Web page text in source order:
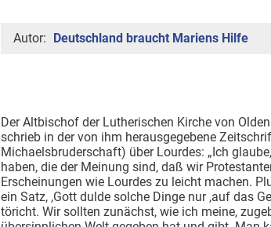
Autor: Deutschland braucht Mariens Hilfe
Der Altbischof der Lutherischen Kirche von
schrieb in der von ihm herausgegebene
Michaelsbruderschaft) über Lourdes: „Ich
haben, die der Meinung sind, daß wir
Erscheinungen wie Lourdes zu leicht machen.
ein Satz, ,Gott dulde solche Dinge nur ,auf das
töricht. Wir sollten zunächst, wie ich meine,